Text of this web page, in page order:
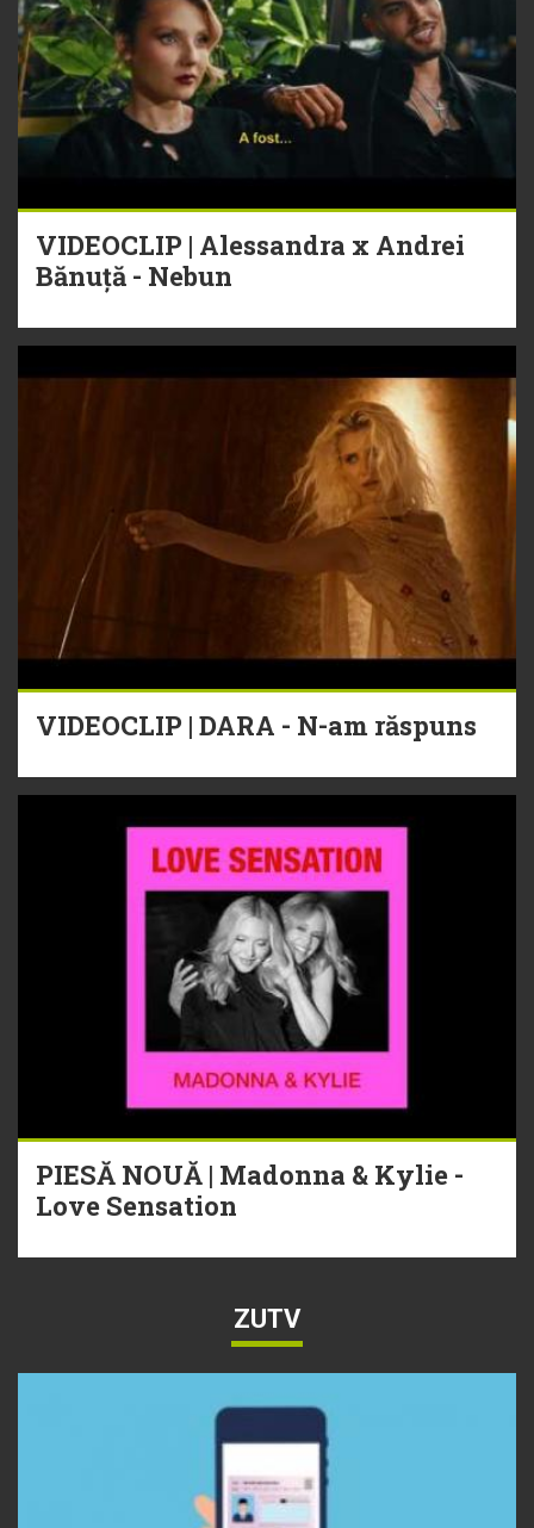
VIDEOCLIP | Alessandra x Andrei
Bănuță - Nebun
VIDEOCLIP | DARA - N-am răspuns
PIESĂ NOUĂ | Madonna & Kylie -
Love Sensation
ZUTV